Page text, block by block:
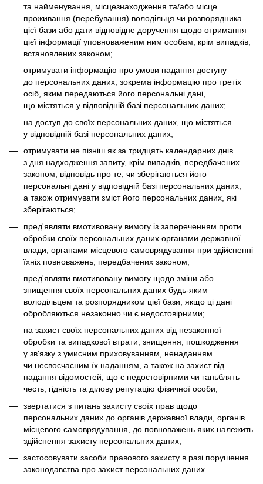
та найменування, місцезнаходження та/або місце
проживання (перебування) володільця чи розпорядника
цієї бази або дати відповідне доручення щодо отримання
цієї інформації уповноваженим ним особам, крім випадків,
встановлених законом;
отримувати інформацію про умови надання доступу
до персональних даних, зокрема інформацію про третіх
осіб, яким передаються його персональні дані,
що містяться у відповідній базі персональних даних;
на доступ до своїх персональних даних, що містяться
у відповідній базі персональних даних;
отримувати не пізніш як за тридцять календарних днів
з дня надходження запиту, крім випадків, передбачених
законом, відповідь про те, чи зберігаються його
персональні дані у відповідній базі персональних даних,
а також отримувати зміст його персональних даних, які
зберігаються;
пред'являти вмотивовану вимогу із запереченням проти
обробки своїх персональних даних органами державної
влади, органами місцевого самоврядування при здійсненні
їхніх повноважень, передбачених законом;
пред'являти вмотивовану вимогу щодо зміни або
знищення своїх персональних даних будь-яким
володільцем та розпорядником цієї бази, якщо ці дані
обробляються незаконно чи є недостовірними;
на захист своїх персональних даних від незаконної
обробки та випадкової втрати, знищення, пошкодження
у зв'язку з умисним приховуванням, ненаданням
чи несвоєчасним їх наданням, а також на захист від
надання відомостей, що є недостовірними чи ганьблять
честь, гідність та ділову репутацію фізичної особи;
звертатися з питань захисту своїх прав щодо
персональних даних до органів державної влади, органів
місцевого самоврядування, до повноважень яких належить
здійснення захисту персональних даних;
застосовувати засоби правового захисту в разі порушення
законодавства про захист персональних даних.